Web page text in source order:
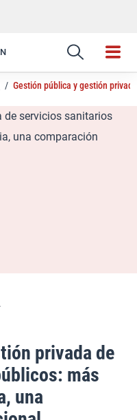
Enlace
/ Gestión pública y gestión
privada de
más
una